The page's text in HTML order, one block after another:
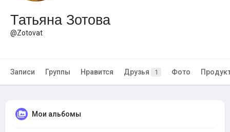
Татьяна Зотова
@Zotovat
Записи Группы Нравится Друзья 1 Фото
Мои альбомы